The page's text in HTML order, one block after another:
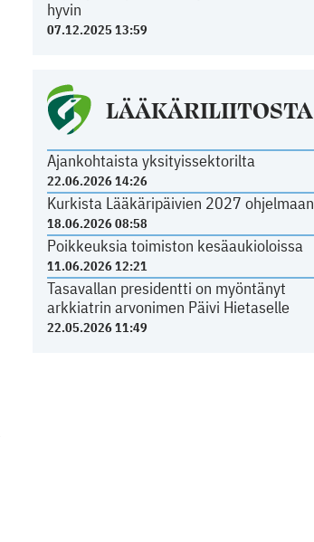
hyvin
07.12.2025 13:59
LÄÄKÄRILIITOSTA
Ajankohtaista yksityissektorilta
22.06.2026 14:26
Kurkista Lääkäripäivien 2027 ohjelmaan
18.06.2026 08:58
Poikkeuksia toimiston kesäaukioloissa
11.06.2026 12:21
Tasavallan presidentti on myöntänyt
arkkiatrin arvonimen Päivi Hietaselle
22.05.2026 11:49